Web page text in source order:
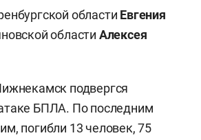
области Евгения
области Алексея
подвергся
БПЛА. По последним
погибли 13 человек, 75